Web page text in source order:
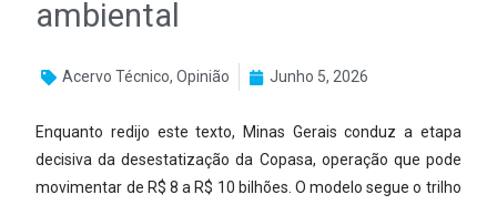
ambiental
Acervo Técnico,Opinião Junho 5, 2026
Enquanto redijo este texto, Minas Gerais conduz a etapa
decisiva da desestatização da Copasa, operação que pode
movimentar de R$ 8 a R$ 10 bilhões. O modelo segue o trilho